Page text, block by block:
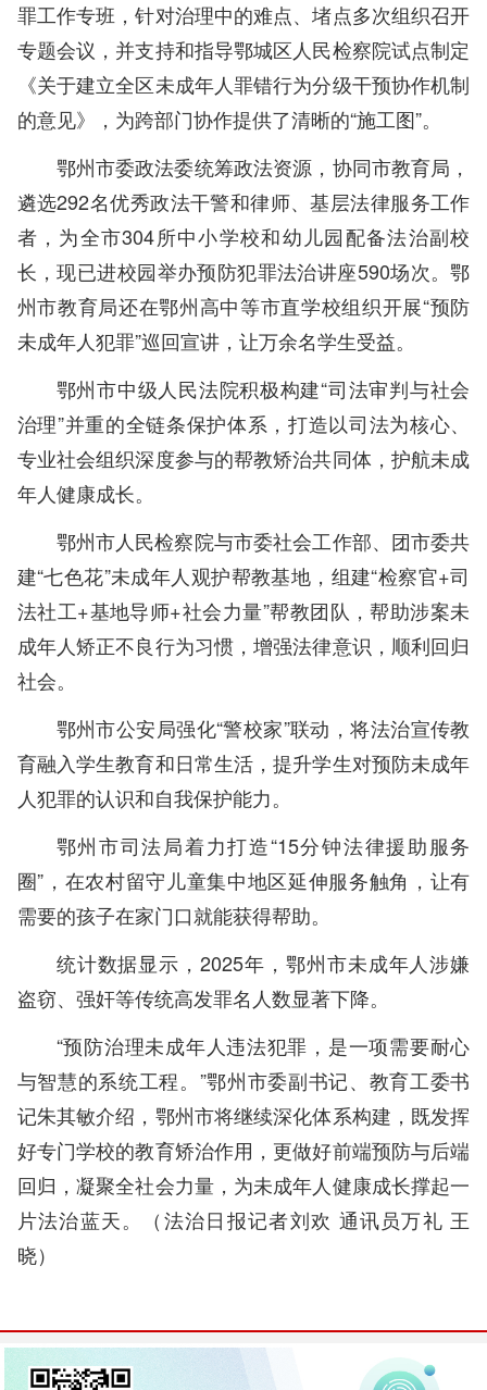
罪工作专班，针对治理中的难点、堵点多次组织召开
专题会议，并支持和指导鄂城区人民检察院试点制定
《关于建立全区未成年人罪错行为分级干预协作机制
的意见》，为跨部门协作提供了清晰的“施工图”。
鄂州市委政法委统筹政法资源，协同市教育局，
遴选292名优秀政法干警和律师、基层法律服务工作
者，为全市304所中小学校和幼儿园配备法治副校
长，现已进校园举办预防犯罪法治讲座590场次。鄂
州市教育局还在鄂州高中等市直学校组织开展“预防
未成年人犯罪”巡回宣讲，让万余名学生受益。
鄂州市中级人民法院积极构建“司法审判与社会
治理”并重的全链条保护体系，打造以司法为核心、
专业社会组织深度参与的帮教矫治共同体，护航未成
年人健康成长。
鄂州市人民检察院与市委社会工作部、团市委共
建“七色花”未成年人观护帮教基地，组建“检察官+司
法社工+基地导师+社会力量”帮教团队，帮助涉案未
成年人矫正不良行为习惯，增强法律意识，顺利回归
社会。
鄂州市公安局强化“警校家”联动，将法治宣传教
育融入学生教育和日常生活，提升学生对预防未成年
人犯罪的认识和自我保护能力。
鄂州市司法局着力打造“15分钟法律援助服务
圈”，在农村留守儿童集中地区延伸服务触角，让有
需要的孩子在家门口就能获得帮助。
统计数据显示，2025年，鄂州市未成年人涉嫌
盗窃、强奸等传统高发罪名人数显著下降。
“预防治理未成年人违法犯罪，是一项需要耐心
与智慧的系统工程。”鄂州市委副书记、教育工委书
记朱其敏介绍，鄂州市将继续深化体系构建，既发挥
好专门学校的教育矫治作用，更做好前端预防与后端
回归，凝聚全社会力量，为未成年人健康成长撑起一
片法治蓝天。（法治日报记者刘欢 通讯员万礼 王
晓）